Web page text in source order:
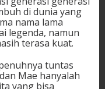
di dunia yang
nama lama
legenda, namun
terasa kuat.
tuntas
Mae hanyalah
yang bisa